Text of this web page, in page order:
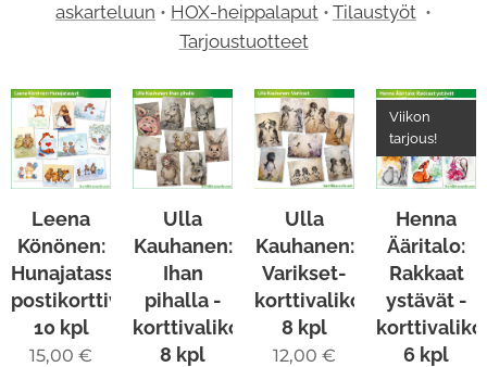
askarteluun • HOX-heippalaput • Tilaustyöt •
Tarjoustuotteet
Leena
Könönen:
Hunajatassut-
postikorttivalikoima
10 kpl
15,00 €
Ulla
Kauhanen:
Ihan
pihalla -
korttivalikoima
8 kpl
Ulla
Kauhanen:
Varikset-
korttivalikoima
8 kpl
12,00 €
Henna
Ääritalo:
Rakkaat
ystävät -
6 kpl
Viikon
tarjous!